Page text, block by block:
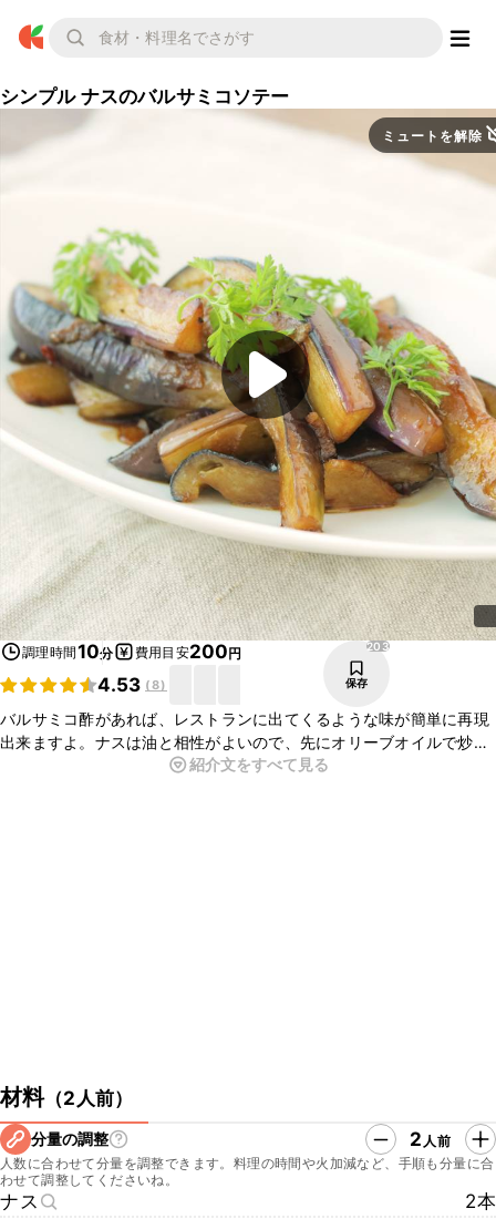
シンプル ナスのバルサミコソテー
ミュートを解除
調理時間10分 費用目安200円
4.53 (8)
203
保存
バルサミコ酢があれば、レストランに出てくるような味が簡単に再現
出来ますよ。ナスは油と相性がよいので、先にオリーブオイルで炒め
ることによってバルサミコ酢が引き立ち、ナスのとろける美味しさが
紹介文をすべて見る
材料（2人前）
分量の調整 2 人前
人数に合わせて分量を調整できます。料理の時間や火加減など、手順も分量に合
わせて調整してくださいね。
ナス
2本